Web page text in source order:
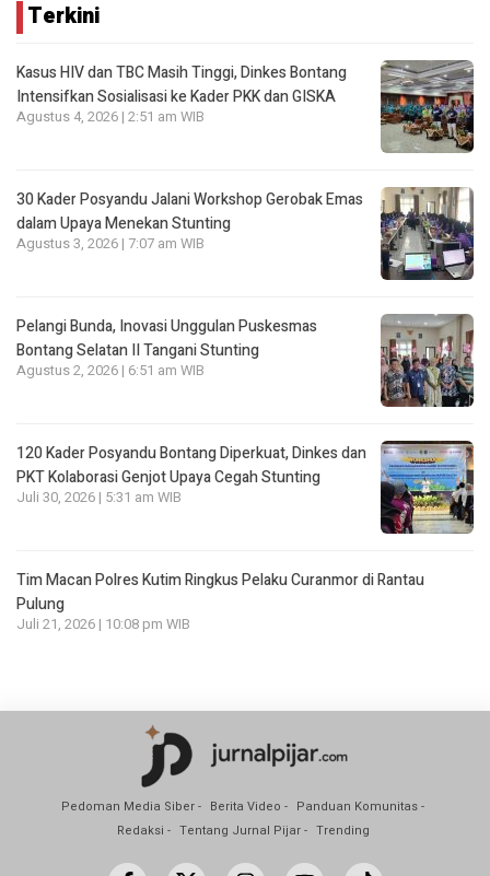
Terkini
Kasus HIV dan TBC Masih Tinggi, Dinkes Bontang
Intensifkan Sosialisasi ke Kader PKK dan GISKA
Agustus 4, 2026 | 2:51 am WIB
30 Kader Posyandu Jalani Workshop Gerobak Emas
dalam Upaya Menekan Stunting
Agustus 3, 2026 | 7:07 am WIB
Pelangi Bunda, Inovasi Unggulan Puskesmas
Bontang Selatan II Tangani Stunting
Agustus 2, 2026 | 6:51 am WIB
120 Kader Posyandu Bontang Diperkuat, Dinkes dan
PKT Kolaborasi Genjot Upaya Cegah Stunting
Juli 30, 2026 | 5:31 am WIB
Tim Macan Polres Kutim Ringkus Pelaku Curanmor di Rantau
Pulung
Juli 21, 2026 | 10:08 pm WIB
Pedoman Media Siber Berita Video
Panduan Komunitas
Redaksi
Tentang Jurnal Pijar Trending